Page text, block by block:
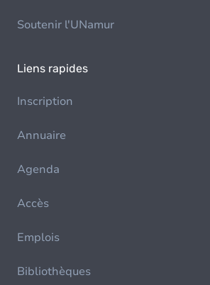
Soutenir l'UNamur
Liens rapides
Inscription
Annuaire
Agenda
Accès
Emplois
Bibliothèques